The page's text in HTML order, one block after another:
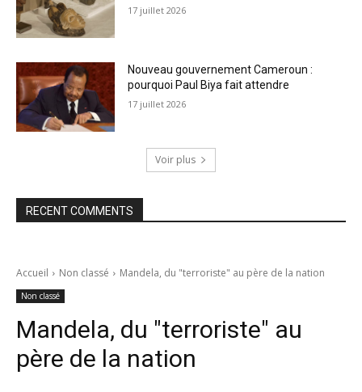
17 juillet 2026
Nouveau gouvernement Cameroun :
pourquoi Paul Biya fait attendre
17 juillet 2026
Voir plus
RECENT COMMENTS